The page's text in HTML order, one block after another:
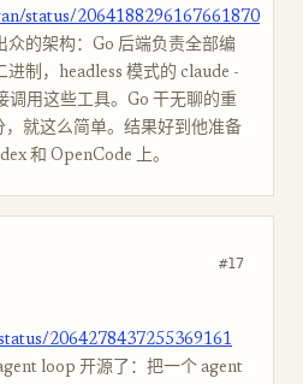
status/2064188296167661870
众的架构：Go 后端负责全部编
制，headless 模式的 claude -
调用这些工具。Go 干无聊的重
，就这么简单。结果好到他准备
和 OpenCode 上。
#17
2064278437255369161
loop 开源了：把一个 agent